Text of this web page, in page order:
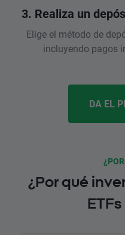
3. Realiza un
Elige el método de
incluyendo pagos
DA EL
¿Por qué